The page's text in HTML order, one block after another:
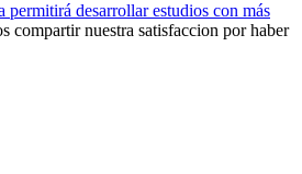
permitirá desarrollar estudios con más
compartir nuestra satisfaccion por haber